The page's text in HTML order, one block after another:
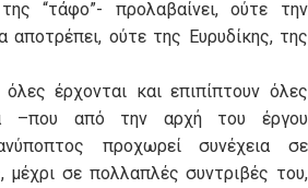
“τάφο”- προλαβαίνει, ούτε την
αποτρέπει, ούτε της Ευρυδίκης, της
έρχονται και επιπίπτουν όλες
–που από την αρχή του έργου
προχωρεί συνέχεια σε
μέχρι σε πολλαπλές συντριβές του,